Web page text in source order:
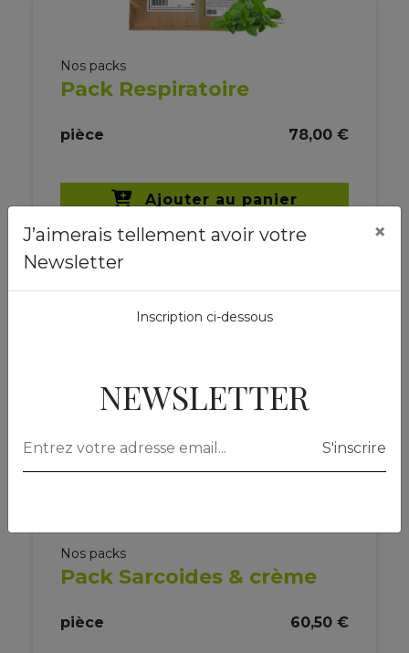
Nos packs
Pack Respiratoire
pièce 78,00 €
Ajouter au panier
Nos packs
Pack Sarcoides & crème
pièce 60,50 €
J’aimerais tellement avoir votre
Newsletter
×
Inscription ci-dessous
NEWSLETTER